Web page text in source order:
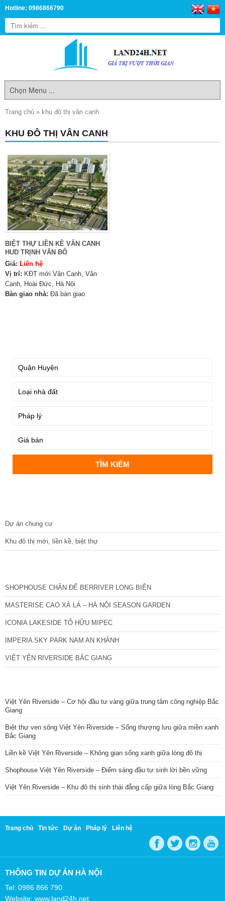
Hotline: 0986866790
Trang chủ » khu đô thị vân canh
KHU ĐÔ THỊ VÂN CANH
BIỆT THỰ LIỀN KỀ VÂN CANH
HUD TRỊNH VĂN BÔ
Giá: Liên hệ
Vị trí: KĐT mới Vân Canh, Vân
Canh, Hoài Đức, Hà Nội
Bàn giao nhà: Đã bàn giao
Dự án chung cư
Khu đô thị mới, liền kề, biệt thự
SHOPHOUSE CHÂN ĐẾ BERRIVER LONG BIÊN
MASTERISE CAO XÀ LÁ – HÀ NỘI SEASON GARDEN
ICONIA LAKESIDE TỐ HỮU MIPEC
IMPERIA SKY PARK NAM AN KHÁNH
VIỆT YÊN RIVERSIDE BẮC GIANG
Việt Yên Riverside – Cơ hội đầu tư vàng giữa trung tâm công nghiệp Bắc
Giang
Biệt thự ven sông Việt Yên Riverside – Sống thượng lưu giữa miền xanh
Bắc Giang
Liền kề Việt Yên Riverside – Không gian sống xanh giữa lòng đô thị
Shophouse Việt Yên Riverside – Điểm sáng đầu tư sinh lời bền vững
Việt Yên Riverside – Khu đô thị sinh thái đẳng cấp giữa lòng Bắc Giang
Trang chủ Tin tức Dự án Pháp lý Liên hệ
THÔNG TIN DỰ ÁN HÀ NỘI
Tel: 0986 866 790
Website: www.land24h.net